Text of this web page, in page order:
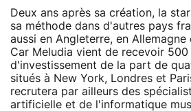
Deux ans après sa création, la
sa méthode dans d'autres pays
aussi en Angleterre, en
Car Meludia vient de recevoir
d'investissement de la part de
situés à New York, Londres et
recrutera par ailleurs des
artificielle et de l'informatique